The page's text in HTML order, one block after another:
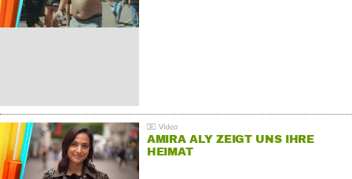
AMIRA ALY ZEIGT UNS IHRE
HEIMAT